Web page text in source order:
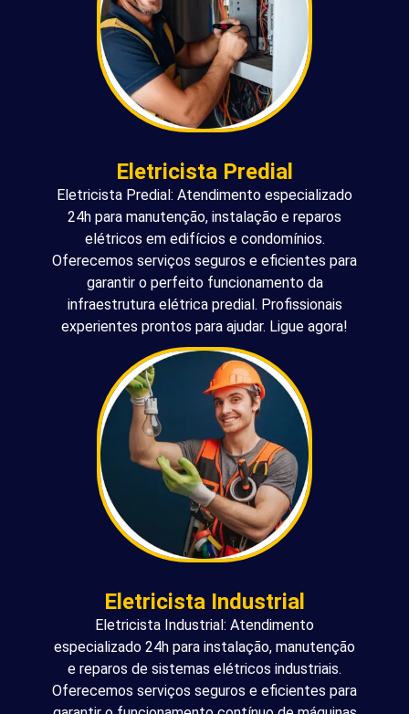
Eletricista Predial
Eletricista Predial: Atendimento especializado
24h para manutenção, instalação e reparos
elétricos em edifícios e condomínios.
Oferecemos serviços seguros e eficientes para
garantir o perfeito funcionamento da
infraestrutura elétrica predial. Profissionais
experientes prontos para ajudar. Ligue agora!
Eletricista Industrial
Eletricista Industrial: Atendimento
especializado 24h para instalação, manutenção
e reparos de sistemas elétricos industriais.
Oferecemos serviços seguros e eficientes para